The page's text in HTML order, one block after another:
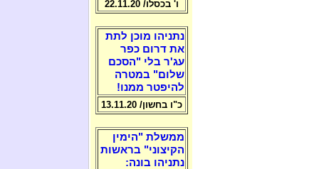
ו' בכסלו/ 22.11.20
נתניהו מוכן לתת
את דרום כפר
עג'ר בלי "הסכם
שלום" במטרה
להיפטר ממנו!
כ"ו בחשון/ 13.11.20
ממשלת "הימין
הקיצוני" בראשות
נתניהו בונה: